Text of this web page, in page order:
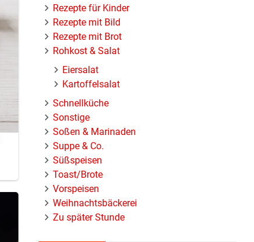
Rezepte für Kinder
Rezepte mit Bild
Rezepte mit Brot
Rohkost & Salat
Eiersalat
Kartoffelsalat
Schnellküche
Sonstige
Soßen & Marinaden
Suppe & Co.
Süßspeisen
Toast/Brote
Vorspeisen
Weihnachtsbäckerei
Zu später Stunde